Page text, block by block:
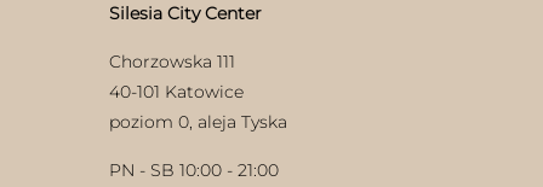
Silesia City Center
Chorzowska 111
40-101 Katowice
poziom 0, aleja Tyska
PN - SB 10:00 - 21:00